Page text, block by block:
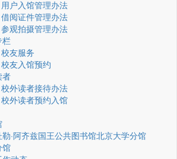
用户入馆管理办法
借阅证件管理办法
参观拍摄管理办法
栏
校友服务
校友入馆预约
者
校外读者接待办法
校外读者预约入馆
·阿齐兹国王公共图书馆北京大学分馆
馆